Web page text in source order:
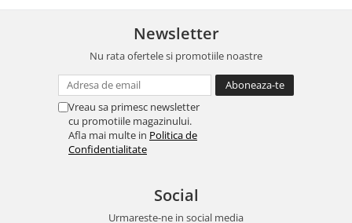
Newsletter
Nu rata ofertele si promotiile noastre
Vreau sa primesc newsletter
cu promotiile magazinului.
Afla mai multe in Politica de
Confidentialitate
Social
Urmareste-ne in social media